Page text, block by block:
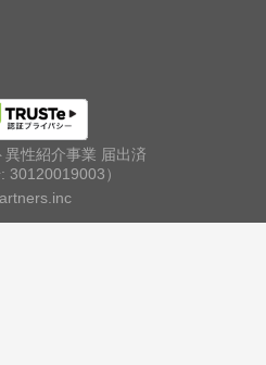
異性紹介事業 届出済
30120019003）